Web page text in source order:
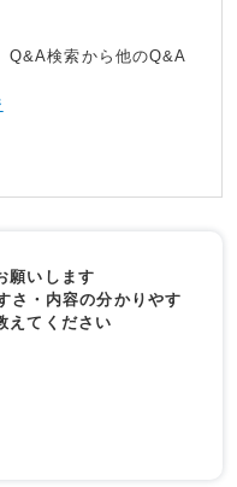
Q&A検索から他のQ&A
願いします
さ・内容の分かりやす
えてください